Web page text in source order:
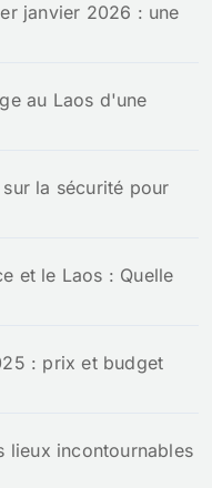
janvier 2026 : une
au Laos d'une
la sécurité pour
et le Laos : Quelle
: prix et budget
lieux incontournables